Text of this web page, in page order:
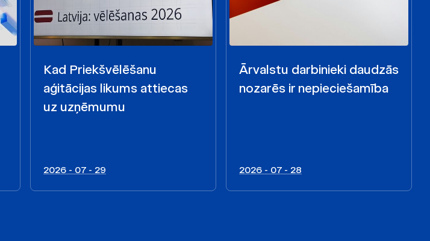
Kad Priekšvēlēšanu
aģitācijas likums attiecas
uz uzņēmumu
2026 - 07 - 29
Ārvalstu darbinieki daudzās
nozarēs ir nepieciešamība
2026 - 07 - 28